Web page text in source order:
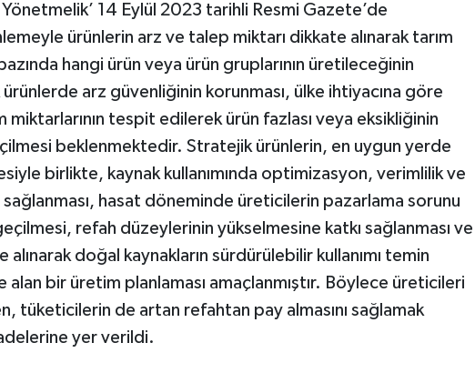
Yönetmelik’ 14 Eylül 2023 tarihli Resmi Gazete’de
ürünlerin arz ve talep miktarı dikkate alınarak tarım
hangi ürün veya ürün gruplarının üretileceğinin
arz güvenliğinin korunması, ülke ihtiyacına göre
miktarlarının tespit edilerek ürün fazlası veya eksikliğinin
beklenmektedir. Stratejik ürünlerin, en uygun yerde
birlikte, kaynak kullanımında optimizasyon, verimlilik ve
sağlanması, hasat döneminde üreticilerin pazarlama sorunu
refah düzeylerinin yükselmesine katkı sağlanması ve
doğal kaynakların sürdürülebilir kullanımı temin
bir üretim planlaması amaçlanmıştır. Böylece üreticileri
tüketicilerin de artan refahtan pay almasını sağlamak
yer verildi.